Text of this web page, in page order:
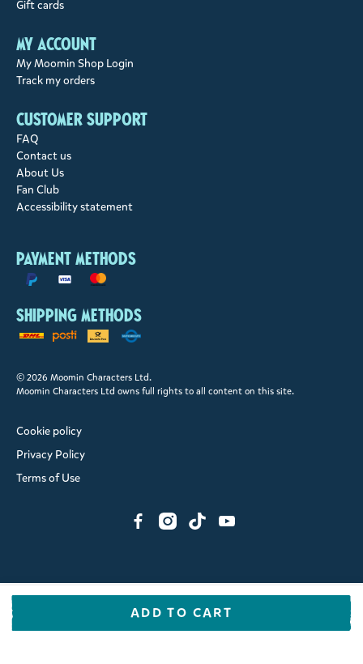
ADD TO CART
Gift cards
My account
My Moomin Shop Login
Track my orders
Customer support
FAQ
Contact us
About Us
Fan Club
Accessibility statement
Payment methods
Shipping methods
© 2026 Moomin Characters Ltd.
Moomin Characters Ltd owns full rights to all content on this site.
Cookie policy
Privacy Policy
Terms of Use